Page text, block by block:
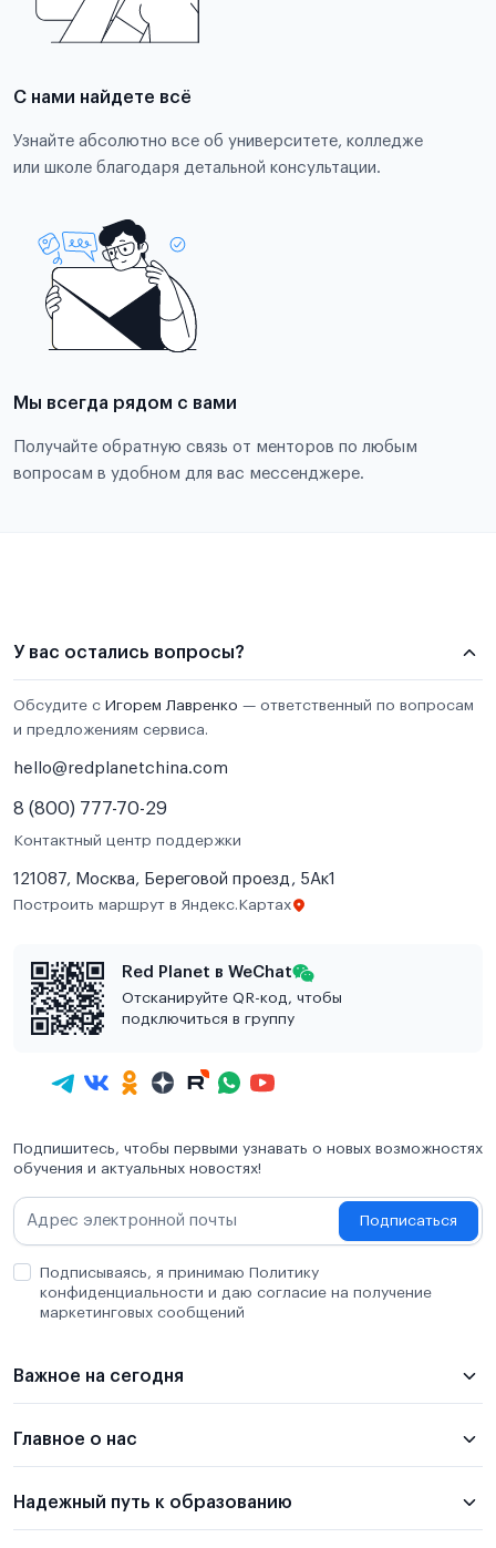
С нами найдете всё
Узнайте абсолютно все об университете, колледже
или школе благодаря детальной консультации.
Мы всегда рядом с вами
Получайте обратную связь от менторов по любым
вопросам в удобном для вас мессенджере.
У вас остались вопросы?
Обсудите с Игорем Лавренко — ответственный по вопросам
и предложениям сервиса.
hello@redplanetchina.com
8 (800) 777-70-29
Контактный центр поддержки
121087, Москва, Береговой проезд, 5Ак1
Построить маршрут в Яндекс.Картах
Red Planet в WeChat
Отсканируйте QR-код, чтобы
подключиться в группу
Подпишитесь, чтобы первыми узнавать о новых возможностях
обучения и актуальных новостях!
Подписаться
Подписываясь, я принимаю Политику
конфиденциальности и даю согласие на получение
маркетинговых сообщений
Важное на сегодня
Главное о нас
Надежный путь к образованию